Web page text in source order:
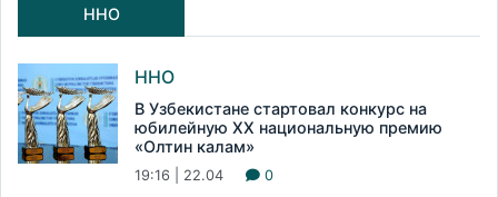
ННО
ННО
В Узбекистане стартовал конкурс на
юбилейную XX национальную премию
«Олтин калам»
19:16 | 22.04 0